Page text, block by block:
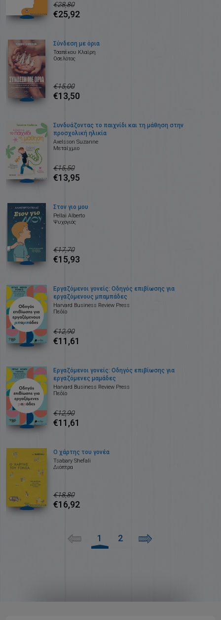
€28,80
€25,92
Σύνδεση με όρια
Τσαπέκου Κλαίρη
Οσελότος
€15,00
€13,50
Συνδυάζοντας το παιχνίδι και τη μάθηση στην
προσχολική ηλικία
Axelsson Suzanne
Μεταίχμιο
€15,50
€13,95
Στον γιο μου
Pellai Alberto
Ψυχογιός
€17,70
€15,93
Εργαζόμενοι γονείς: Οδηγός επιβίωσης για
εργαζόμενους μπαμπάδες
Harvard Business Review Press
Πεδίο
€12,90
€11,61
Εργαζόμενοι γονείς: Οδηγός επιβίωσης για
εργαζόμενες μαμάδες
Harvard Business Review Press
Πεδίο
€12,90
€11,61
Ο χάρτης του γονέα
Tsabary Shefali
Διόπτρα
€18,80
€16,92
1 2